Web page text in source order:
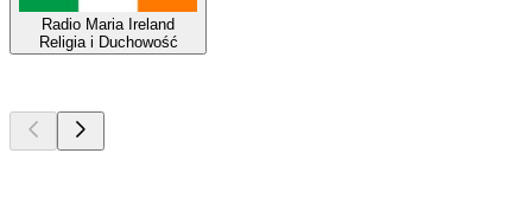
Radio Maria Ireland
Religia i Duchowość